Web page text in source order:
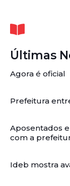
Últimas
Agora é oficial
Prefeitura
Aposentados
com a
Ideb mostra